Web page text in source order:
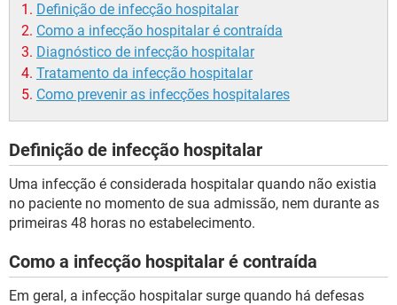
Definição de infecção hospitalar
Como a infecção hospitalar é contraída
Diagnóstico de infecção hospitalar
Tratamento da infecção hospitalar
Como prevenir as infecções hospitalares
Definição de infecção hospitalar
Uma infecção é considerada hospitalar quando não existia
no paciente no momento de sua admissão, nem durante as
primeiras 48 horas no estabelecimento.
Como a infecção hospitalar é contraída
Em geral, a infecção hospitalar surge quando há defesas